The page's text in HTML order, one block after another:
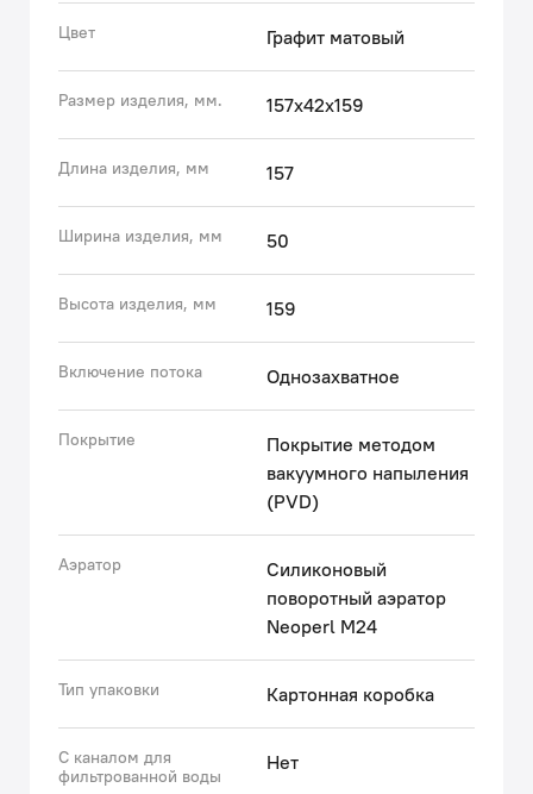
(с) Авторский текст, октябрь 2020 г.
Цвет Графит матовый
Размер изделия, мм. 157x42x159
Длина изделия, мм 157
Ширина изделия, мм 50
Высота изделия, мм 159
Включение потока Однозахватное
Покрытие
Покрытие методом
вакуумного напыления
(PVD)
Аэратор
Силиконовый
поворотный аэратор
Neoperl M24
Тип упаковки Картонная коробка
С каналом для
фильтрованной воды
Нет